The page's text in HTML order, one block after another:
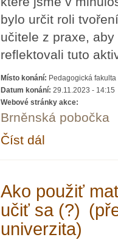
bylo určit roli
učitele z praxe,
reflektovali tuto
Místo konání: Pedagogická
Datum konání: 29.11.2023 - 14:15
Webové stránky akce:
Brněnská pobočka
Číst dál
Ako použiť
učiť sa (?)
univerzita)